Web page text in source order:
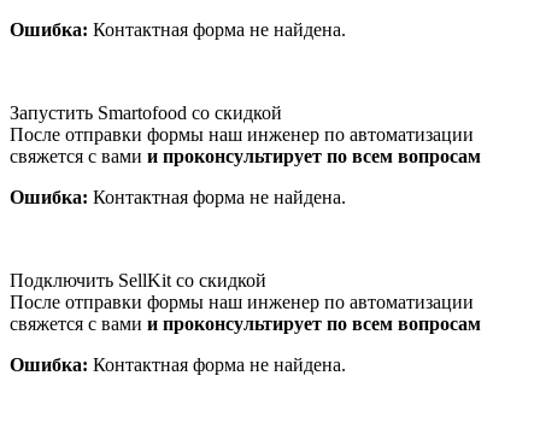
Ошибка: Контактная форма не найдена.
Запустить Smartofood со скидкой
После отправки формы наш инженер по автоматизации
свяжется с вами и проконсультирует по всем вопросам
Ошибка: Контактная форма не найдена.
Подключить SellKit со скидкой
После отправки формы наш инженер по автоматизации
свяжется с вами и проконсультирует по всем вопросам
Ошибка: Контактная форма не найдена.